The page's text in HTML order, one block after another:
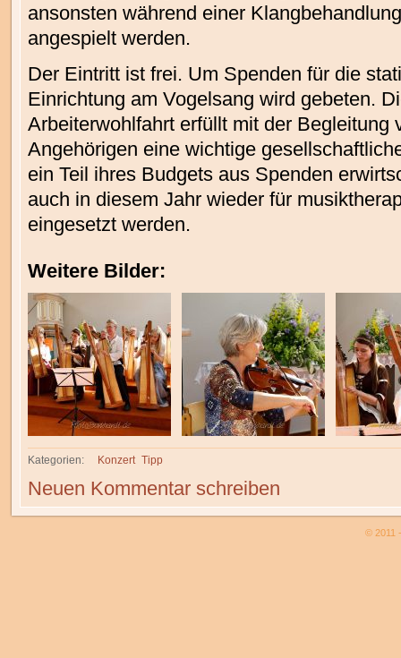
ansonsten während einer
angespielt werden.
Der Eintritt ist frei. Um Spenden für die
Einrichtung am Vogelsang wird gebeten.
Arbeiterwohlfahrt erfüllt mit der Begleitung
Angehörigen eine wichtige
ein Teil ihres Budgets aus Spenden
auch in diesem Jahr wieder für
eingesetzt werden.
Weitere Bilder:
Kategorien: Konzert Tipp
Neuen Kommentar schreiben
© 2011